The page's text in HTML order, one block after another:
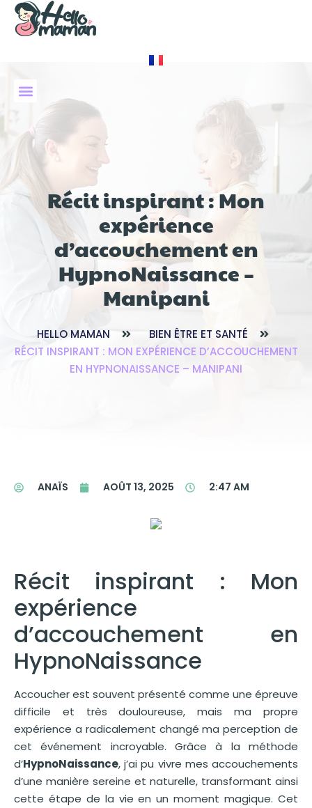
Récit inspirant : Mon
expérience
d’accouchement en
HypnoNaissance –
Manipani
HELLO MAMAN
BIEN ÊTRE ET SANTÉ
RÉCIT INSPIRANT : MON EXPÉRIENCE D’ACCOUCHEMENT
EN HYPNONAISSANCE – MANIPANI
ANAÏS AOÛT 13, 2025 2:47 AM
Récit inspirant : Mon
expérience
d’accouchement en
HypnoNaissance
Accoucher est souvent présenté comme une épreuve
difficile et très douloureuse, mais ma propre
expérience a radicalement changé ma perception de
cet événement incroyable. Grâce à la méthode
d’HypnoNaissance, j’ai pu vivre mes accouchements
d’une manière sereine et naturelle, transformant ainsi
cette étape de la vie en un moment magique. Cet